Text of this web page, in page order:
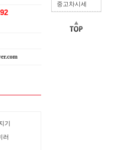
중고차시세
기
러